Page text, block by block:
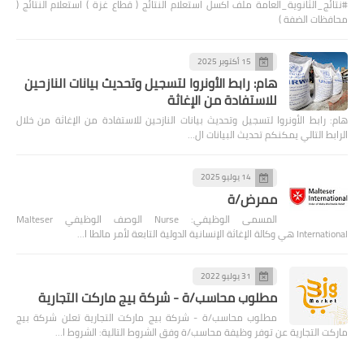
#نتائج_الثانوية_العامة ملف اكسل استعلام النتائج ( قطاع غزة ) استعلام النتائج (
محافظات الضفة )
15 أكتوبر 2025
هام: رابط الأونروا لتسجيل وتحديث بيانات النازحين
للاستفادة من الإغاثة
هام: رابط الأونروا لتسجيل وتحديث بيانات النازحين للاستفادة من الإغاثة من خلال
الرابط التالي يمكنكم تحديث البيانات ال…
14 يوليو 2025
ممرض/ة
المسمى الوظيفي: Nurse الوصف الوظيفي Malteser
International هي وكالة الإغاثة الإنسانية الدولية التابعة لأمر مالطا ا…
31 يوليو 2022
مطلوب محاسب/ة - شركة بيج ماركت التجارية
مطلوب محاسب/ة - شركة بيج ماركت التجارية تعلن شركة بيج
ماركت التجارية عن توفر وظيفة محاسب/ة وفق الشروط التالية: الشروط ا…